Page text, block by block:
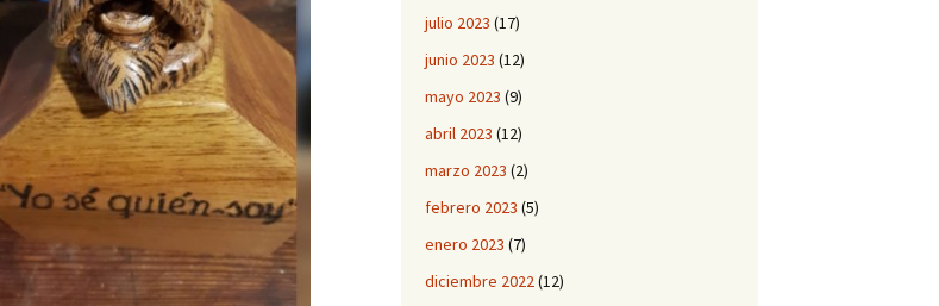
julio 2023 (17)
junio 2023 (12)
mayo 2023 (9)
abril 2023 (12)
marzo 2023 (2)
febrero 2023 (5)
enero 2023 (7)
diciembre 2022(12)